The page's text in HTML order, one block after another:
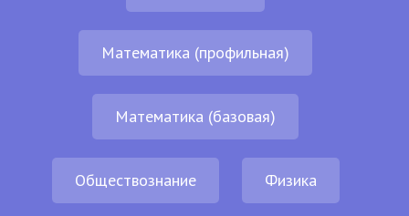
Математика (профильная)
Математика (базовая)
Обществознание Физика